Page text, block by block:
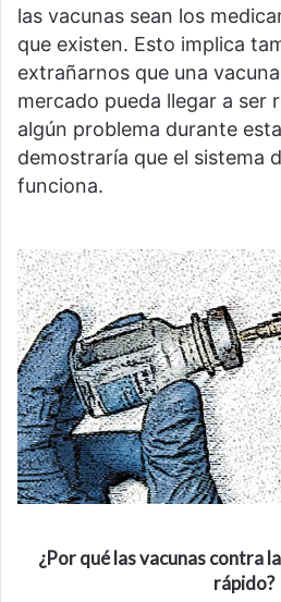
las vacunas sean los
que existen. Esto implica
extrañarnos que una
mercado pueda llegar a ser
algún problema durante
demostraría que el sistema
funciona.
¿Por qué las vacunas contra la
rápido?